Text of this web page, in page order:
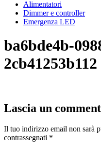
Alimentatori
Dimmer e controller
Emergenza LED
ba6bde4b-
2cb41253b112
Lascia un
Il tuo indirizzo email non sarà
contrassegnati *